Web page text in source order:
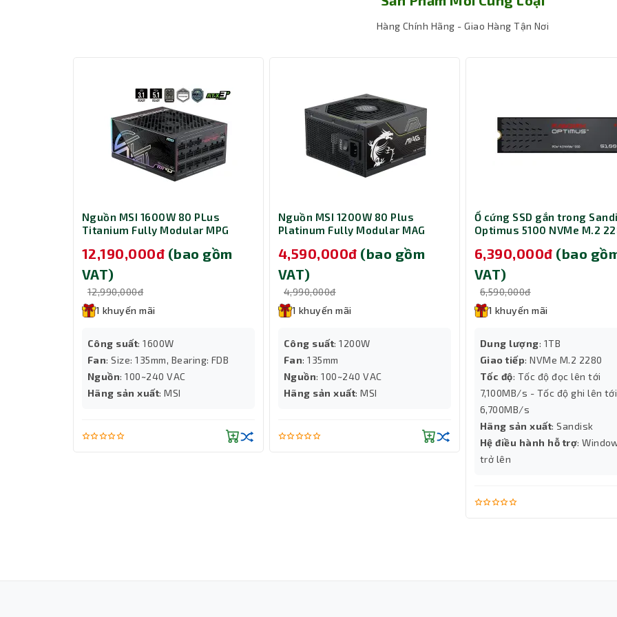
Hàng Chính Hãng - Giao Hàng Tận Nơi
Nguồn MSI 1600W 80 PLus
Titanium Fully Modular MPG
12,190,000đ (bao gồm
VAT)
12,990,000đ
1 khuyến mãi
Công suất: 1600W
Fan: Size: 135mm, Bearing: FDB
Nguồn: 100~240 VAC
Hãng sản xuất: MSI
Nguồn MSI 1200W 80 Plus
Platinum Fully Modular MAG
4,590,000đ (bao gồm
VAT)
4,990,000đ
1 khuyến mãi
Công suất: 1200W
Fan: 135mm
Nguồn: 100~240 VAC
Hãng sản xuất: MSI
Ổ cứng SSD gắn trong
Optimus 5100 NVMe M.2
6,390,000đ (bao
VAT)
6,590,000đ
1 khuyến mãi
Dung lượng: 1TB
Giao tiếp: NVMe M.2 2280
Tốc độ: Tốc độ đọc lên tới
7,100MB/s - Tốc độ ghi lên
6,700MB/s
Hãng sản xuất: Sandisk
Hệ điều hành hỗ trợ:
trở lên